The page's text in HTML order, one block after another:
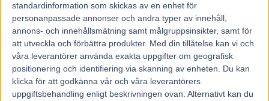
standardinformation som skickas av en enhet för
personanpassade annonser och andra typer av innehåll,
annons- och innehållsmätning samt målgruppsinsikter, samt för
att utveckla och förbättra produkter. Med din tillåtelse kan vi och
våra leverantörer använda exakta uppgifter om geografisk
positionering och identifiering via skanning av enheten. Du kan
klicka för att godkänna vår och våra leverantörers
uppgiftsbehandling enligt beskrivningen ovan. Alternativt kan du
Fem tippar V85 till RÄTTVIK 1
augusti 2026
27 juli, 2026
Fem tippar V85 BOLLNÄS 25 juli
2026